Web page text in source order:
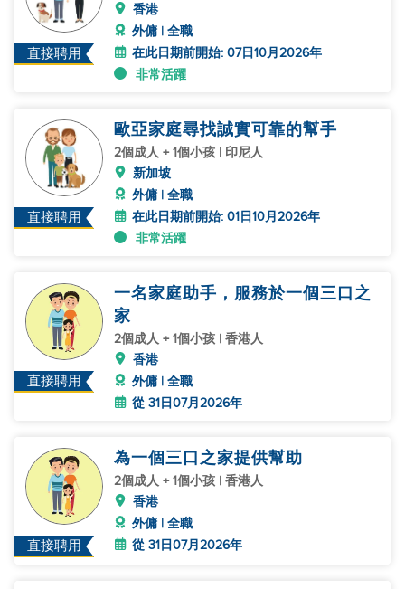
直接聘用
香港
外傭 | 全職
在此日期前開始: 07日10月2026年
非常活躍
直接聘用
歐亞家庭尋找誠實可靠的幫手
2個成人 + 1個小孩 | 印尼人
新加坡
外傭 | 全職
在此日期前開始: 01日10月2026年
非常活躍
直接聘用
一名家庭助手，服務於一個三口之
家
2個成人 + 1個小孩 | 香港人
香港
外傭 | 全職
從 31日07月2026年
直接聘用
為一個三口之家提供幫助
2個成人 + 1個小孩 | 香港人
香港
外傭 | 全職
從 31日07月2026年